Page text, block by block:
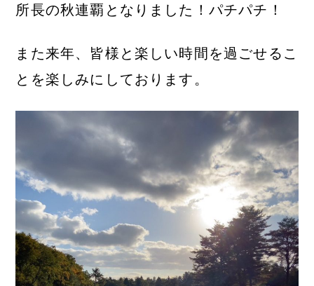
所長の秋連覇となりました！パチパチ！
また来年、皆様と楽しい時間を過ごせるこ
とを楽しみにしております。